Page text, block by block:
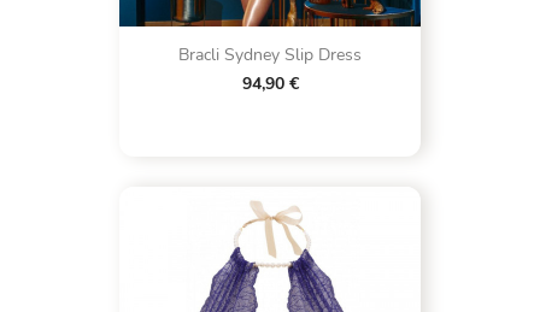
Bracli Sydney Slip Dress
94,90 €